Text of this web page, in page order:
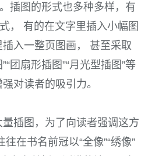
插图的形式也多种多样，有
， 有的在文字里插入小幅图
入一整页图画， 甚至采取
团扇形插图”“月光型插图”等
对读者的吸引力。
插图，为了向读者强调这方
在书名前冠以“全像”“绣像”